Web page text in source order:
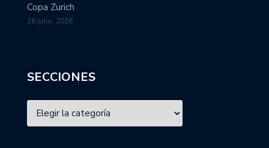
Copa Zurich
26 julio, 2026
SECCIONES